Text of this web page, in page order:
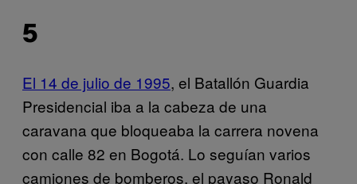
5
El 14 de julio de 1995, el Batallón Guardia
Presidencial iba a la cabeza de una
caravana que bloqueaba la carrera novena
con calle 82 en Bogotá. Lo seguían varios
camiones de bomberos, el payaso Ronald